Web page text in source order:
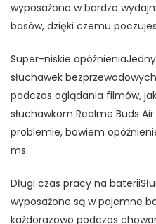
wyposażono w bardzo
basów, dzięki czemu
Super-niskie
słuchawek
podczas oglądania filmów,
słuchawkom Realme Buds
problemie, bowiem
ms.
Długi czas pracy na
wyposażone są w pojemne
każdorazowo podczas